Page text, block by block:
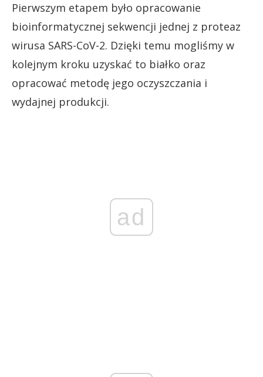
Pierwszym etapem było opracowanie
bioinformatycznej sekwencji jednej z proteaz
wirusa SARS-CoV-2. Dzięki temu mogliśmy w
kolejnym kroku uzyskać to białko oraz
opracować metodę jego oczyszczania i
wydajnej produkcji.
ad